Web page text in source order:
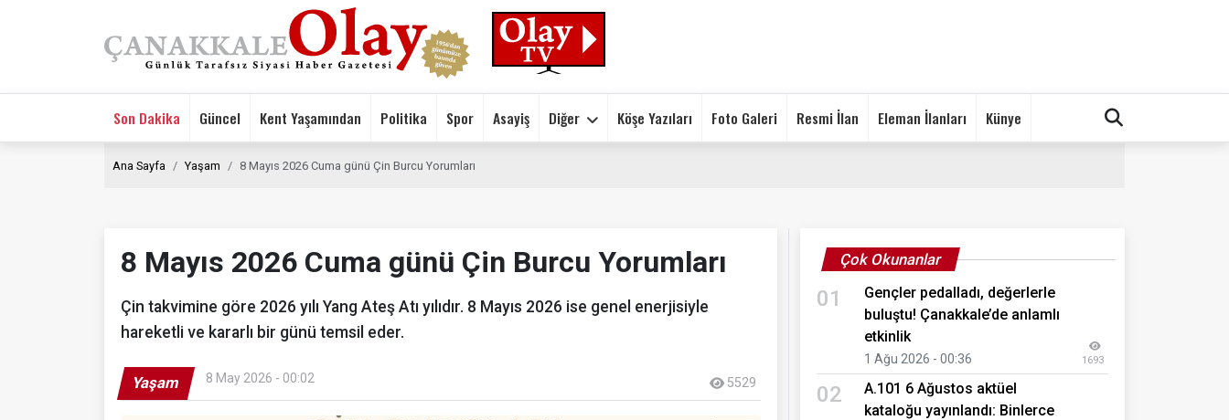
Son Dakika Güncel Kent Yaşamından Politika Spor Asayiş Diğer Köşe Yazıları Foto Galeri Resmi İlan Eleman İlanları Künye
Ana Sayfa Yaşam 8 Mayıs 2026 Cuma günü Çin Burcu Yorumları
8 Mayıs 2026 Cuma günü Çin Burcu Yorumları
Çin takvimine göre 2026 yılı Yang Ateş Atı yılıdır. 8 Mayıs 2026 ise genel enerjisiyle
hareketli ve kararlı bir günü temsil eder.
Yaşam 8 May 2026 - 00:02 5529
Çok Okunanlar
01
Gençler pedalladı, değerlerle
buluştu! Çanakkale’de anlamlı
etkinlik
1 Ağu 2026 - 00:36 1693
02
A.101 6 Ağustos aktüel
kataloğu yayınlandı: Binlerce